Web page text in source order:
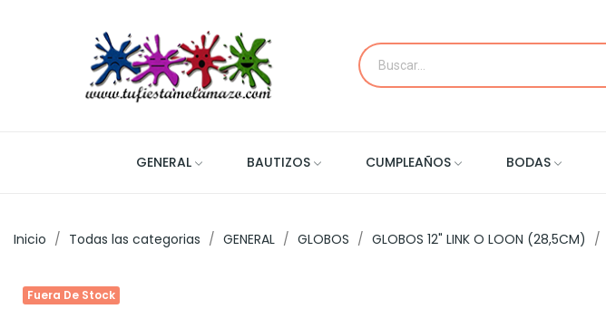
GENERAL BAUTIZOS CUMPLEAÑOS BODAS
Inicio Todas las categorias GENERAL GLOBOS GLOBOS 12" LINK O LOON (28,5CM)
Fuera De Stock